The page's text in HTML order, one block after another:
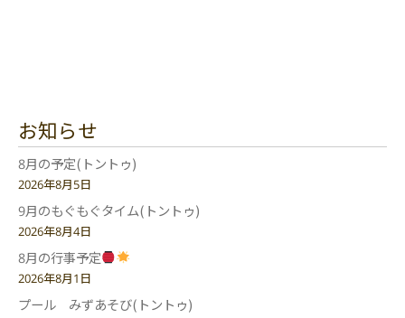
お知らせ
8月の予定(トントゥ)
2026年8月5日
9月のもぐもぐタイム(トントゥ)
2026年8月4日
8月の行事予定
2026年8月1日
プール みずあそび(トントゥ)